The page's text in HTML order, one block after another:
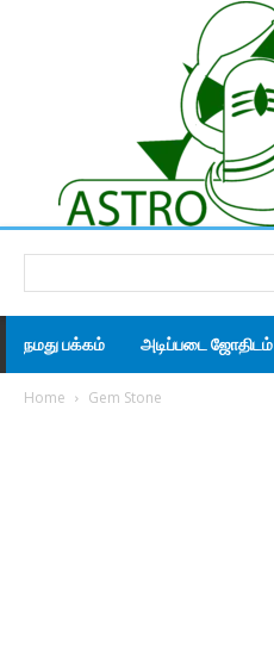
நமது பக்கம் அடிப்படை ஜோதிடம்
Home Gem Stone